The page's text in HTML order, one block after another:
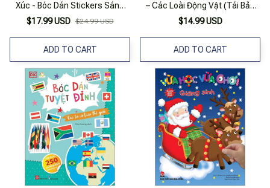
Xúc - Bóc Dán Stickers Sáng
Tạo
$17.99 USD $24.99 USD
ADD TO CART
– Các Loài Động Vật (Tái Bản
2018)
$14.99 USD
ADD TO CART